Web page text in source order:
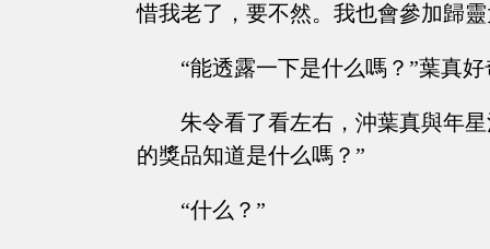
惜我老了，要不然。我也會參加歸
“能透露一下是什么嗎？”葉真
朱令看了看左右，沖葉真與年
的獎品知道是什么嗎？”
“什么？”